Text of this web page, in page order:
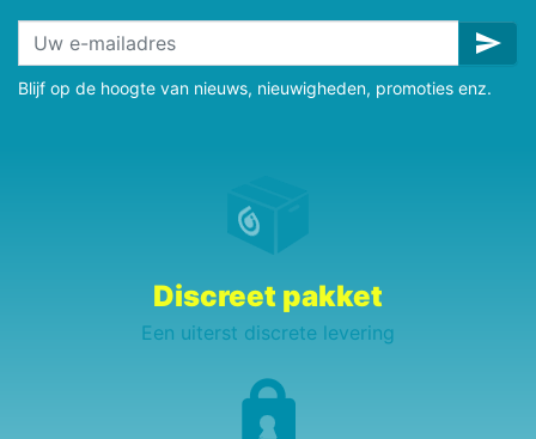
send
Blijf op de hoogte van nieuws, nieuwigheden, promoties enz.
Discreet pakket
Een uiterst discrete levering